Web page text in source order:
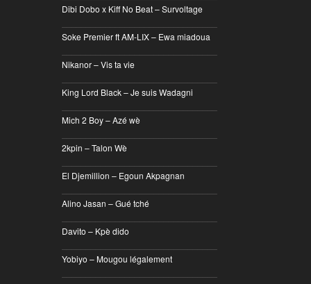
Dibi Dobo x Kiff No Beat – Survoltage
Soke Premier ft AM-LIX – Ewa miadoua
Nikanor – Vis ta vie
King Lord Black – Je suis Wadagni
Mich 2 Boy – Azé wè
2kpin – Talon Wè
El Djemillion – Egoun Akpagnan
Alino Jasan – Gué tché
Davito – Kpè dido
Yobiyo – Mougou légalement